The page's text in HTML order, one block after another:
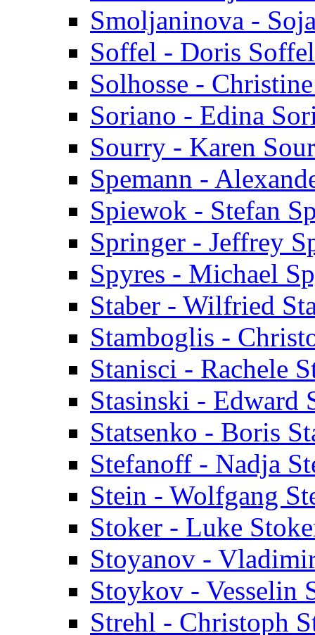
Smoljaninova -
Soffel - Doris Soffel
Solhosse -
Soriano - Edina
Sourry - Karen
Spemann -
Spiewok - Stefan
Springer - Jeffrey
Spyres - Michael
Staber - Wilfried
Stamboglis -
Stanisci - Rachele
Stasinski - Edward
Statsenko - Boris
Stefanoff - Nadja
Stein - Wolfgang
Stoker - Luke
Stoyanov -
Stoykov - Vesselin
Strehl - Christoph